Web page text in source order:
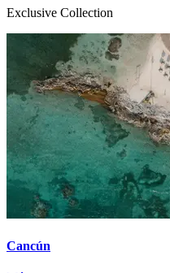
Exclusive Collection
Cancún